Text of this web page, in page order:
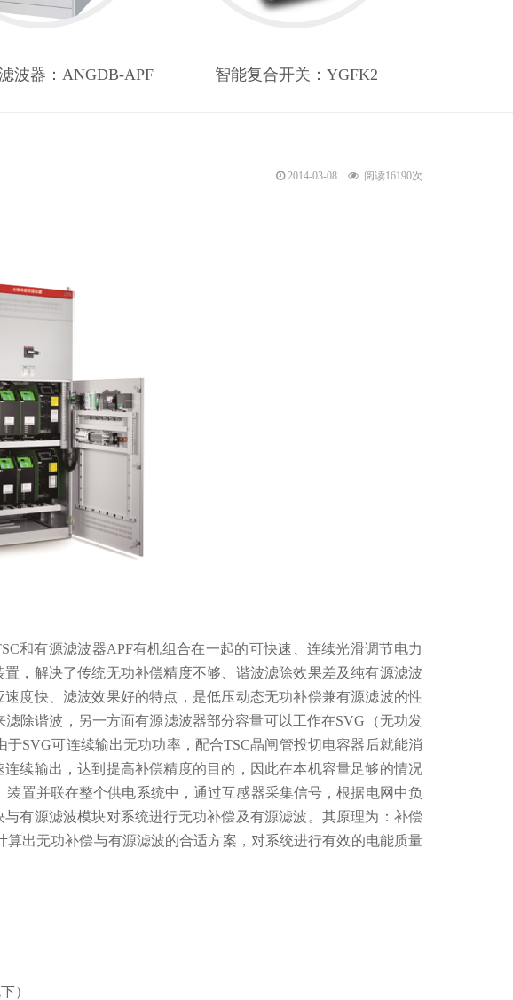
波器：ANGDB-APF 智能复合开关：YGFK2
2014-03-08 阅读16190次
和有源滤波器APF有机组合在一起的可快速、连续光滑调节电力
，解决了传统无功补偿精度不够、谐波滤除效果差及纯有源滤波
度快、滤波效果好的特点，是低压动态无功补偿兼有源滤波的性
除谐波，另一方面有源滤波器部分容量可以工作在SVG（无功发
SVG可连续输出无功功率，配合TSC晶闸管投切电容器后就能消
续输出，达到提高补偿精度的目的，因此在本机容量足够的情况
置并联在整个供电系统中，通过互感器采集信号，根据电网中负
有源滤波模块对系统进行无功补偿及有源滤波。其原理为：补偿
出无功补偿与有源滤波的合适方案，对系统进行有效的电能质量
）